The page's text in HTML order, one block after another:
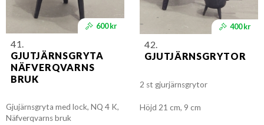
600 kr
41.
GJUTJÄRNSGRYTA
NÄFVERQVARNS
BRUK
Gjujärnsgryta med lock, NQ 4 K,
Näfverqvarns bruk
400 kr
42.
GJUTJÄRNSGRYTOR
2 st gjurjärnsgrytor
Höjd 21 cm, 9 cm